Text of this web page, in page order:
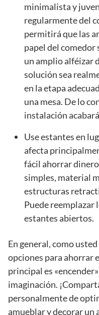
minimalista y
regularmente del
permitirá que las
papel del comedor
un amplio alféizar
solución sea
en la etapa
una mesa. De lo
instalación
Use estantes en
afecta
fácil ahorrar
simples, material
estructuras
Puede reemplazar
estantes abiertos.
En general, como
opciones para ahorrar
principal es
imaginación.
personalmente de
amueblar y decorar un